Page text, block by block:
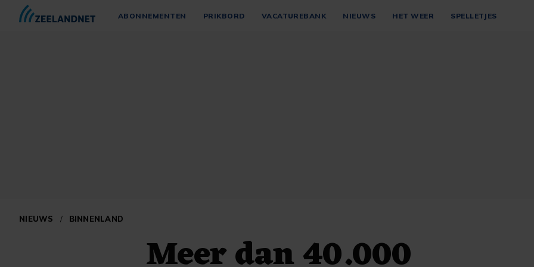
ABONNEMENTEN PRIKBORD VACATUREBANK NIEUWS HET WEER SPELLETJES
NIEUWS / BINNENLAND